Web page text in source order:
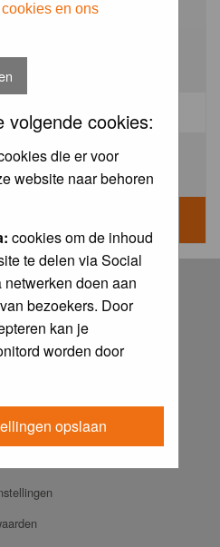
en ons
volgende cookies:
die er voor
website naar behoren
cookies om de inhoud
te delen via Social
doen aan
bezoekers. Door
kan je
worden door
opslaan
in